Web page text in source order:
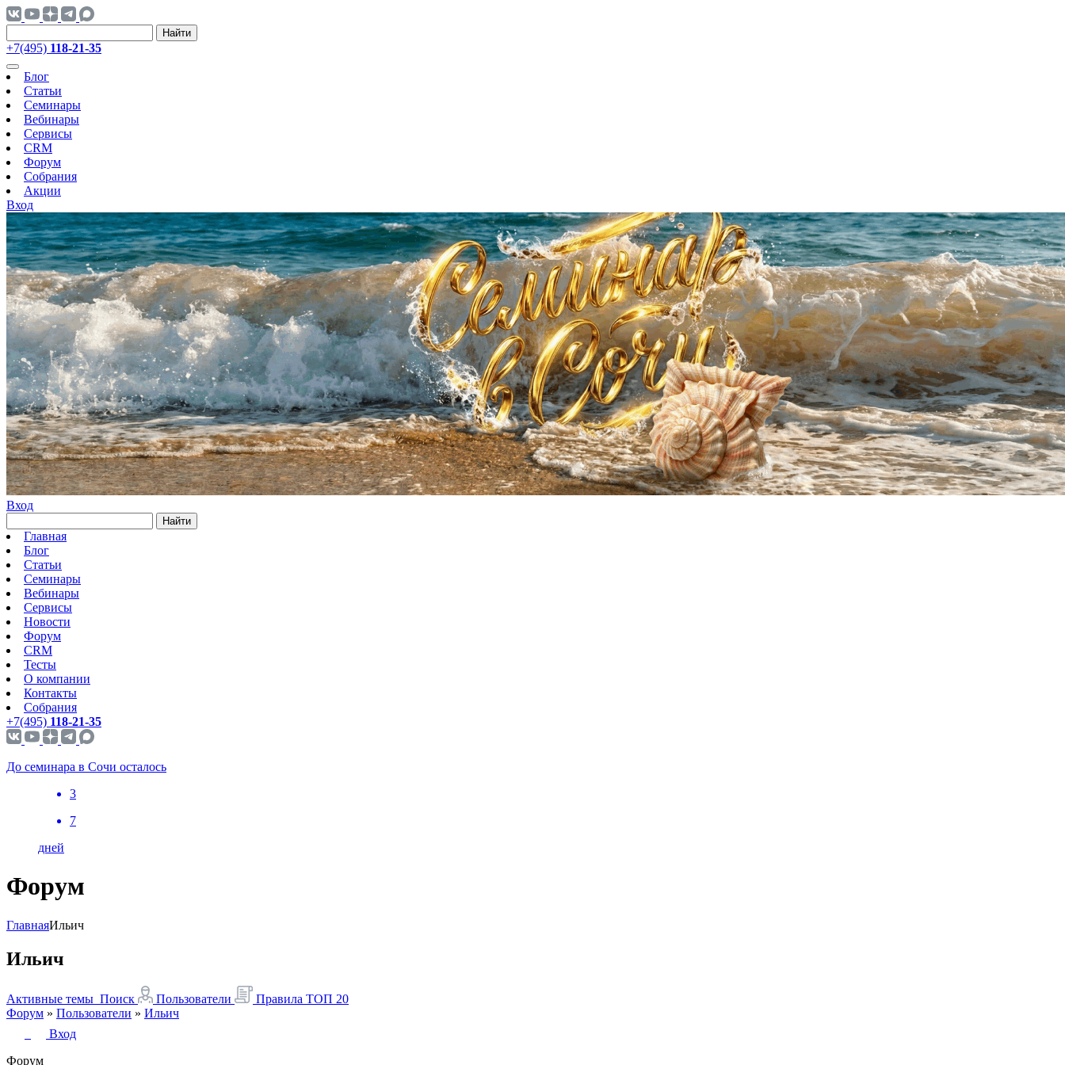
Найти
+7(495) 118-21-35
Блог
Статьи
Семинары
Вебинары
Сервисы
CRM
Форум
Собрания
Акции
Вход
Вход
Найти
Главная
Блог
Статьи
Семинары
Вебинары
Сервисы
Новости
Форум
CRM
Тесты
О компании
Контакты
Собрания
+7(495) 118-21-35
До семинара в Сочи осталось
3
7
дней
Форум
ГлавнаяИльич
Ильич
Активные темы Поиск Пользователи Правила ТОП 20
Форум » Пользователи » Ильич
Вход
Форум